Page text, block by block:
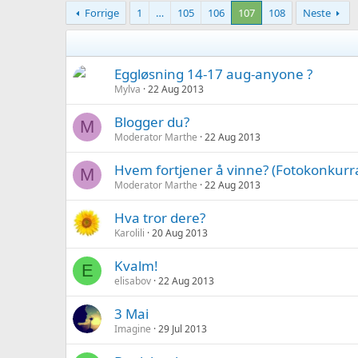
Forrige 1 … 105 106 107 108 Neste
Eggløsning 14-17 aug-anyone ?
Mylva 22 Aug 2013
M Blogger du?
Moderator Marthe 22 Aug 2013
M Hvem fortjener å vinne?
Moderator Marthe 22 Aug 2013
Hva tror dere?
Karolili 20 Aug 2013
E Kvalm!
elisabov 22 Aug 2013
3 Mai
Imagine 29 Jul 2013